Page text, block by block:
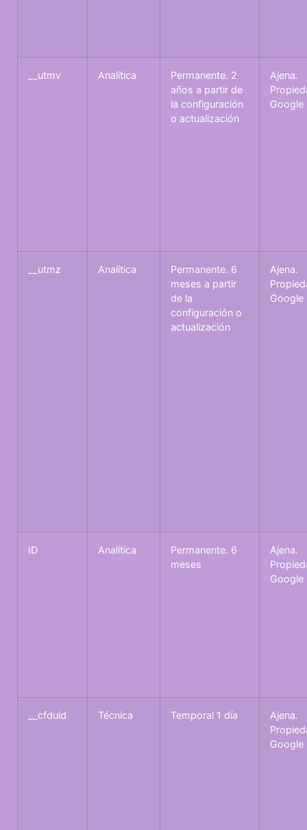
__utmv Analítica
Permanente. 2
años a partir de
la configuración
o actualización
Ajena.
Google
__utmz Analítica
Permanente. 6
meses a partir
de la
configuración o
actualización
Ajena.
Google
ID Analítica
Permanente. 6
meses
Ajena.
Google
__cfduid Técnica Temporal 1 día
Ajena.
Google